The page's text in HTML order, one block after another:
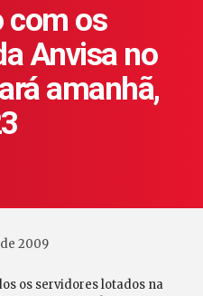
com os
Anvisa no
amanhã,
2009
os servidores lotados na